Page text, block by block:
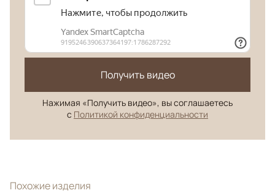
Получить видео
Нажимая «Получить видео», вы соглашаетесь
с Политикой конфиденциальности
Похожие изделия